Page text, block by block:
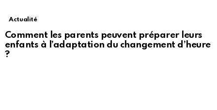
Actualité
Comment les parents peuvent préparer leurs
enfants à l’adaptation du changement d’heure
?